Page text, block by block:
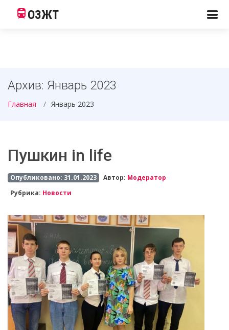
ОЗЖТ
Архив: Январь 2023
Главная Январь 2023
Пушкин in life
Опубликовано: 31.01.2023 Автор: Модератор
Рубрика: Новости